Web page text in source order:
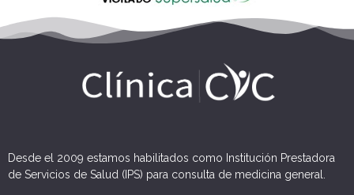
Desde el 2009 estamos habilitados como Institución Prestadora
de Servicios de Salud (IPS) para consulta de medicina general.